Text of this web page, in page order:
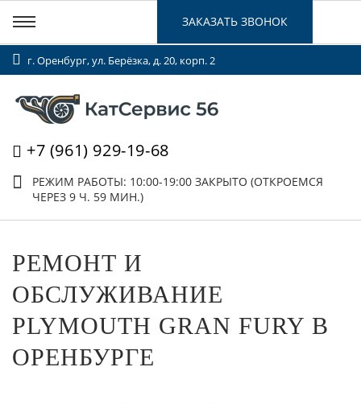
г. Оренбург, ул. Берёзка, д. 20, корп. 2
+7 (961) 929-19-68
РЕЖИМ РАБОТЫ: 10:00-19:00 ЗАКРЫТО (ОТКРОЕМСЯ
ЧЕРЕЗ 9 Ч. 59 МИН.)
ЗАКАЗАТЬ ЗВОНОК
РЕМОНТ И
ОБСЛУЖИВАНИЕ
PLYMOUTH GRAN FURY В
ОРЕНБУРГЕ